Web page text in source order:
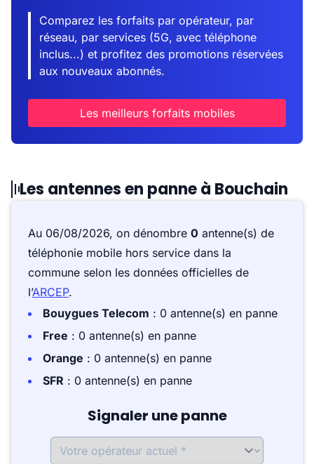
Comparez les forfaits par opérateur, par
réseau, par services (5G, avec téléphone
inclus...) et profitez des promotions réservées
aux nouveaux abonnés.
Les meilleurs forfaits mobiles
Les antennes en panne à Bouchain
Au 06/08/2026, on dénombre 0 antenne(s) de
téléphonie mobile hors service dans la
commune selon les données officielles de
l’ARCEP.
Bouygues Telecom : 0 antenne(s) en panne
Free : 0 antenne(s) en panne
Orange : 0 antenne(s) en panne
SFR : 0 antenne(s) en panne
Signaler une panne